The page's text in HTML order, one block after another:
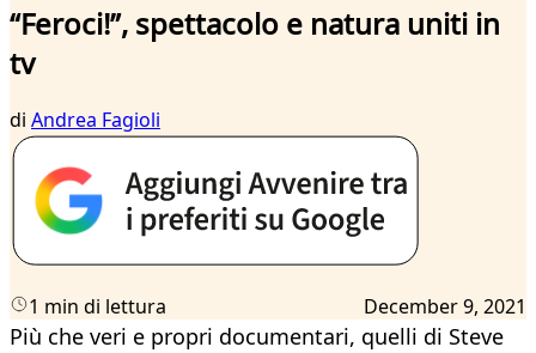
“Feroci!”, spettacolo e natura uniti in
tv
di Andrea Fagioli
1 min di lettura December 9, 2021
Più che veri e propri documentari, quelli di Steve